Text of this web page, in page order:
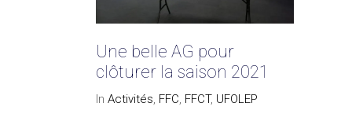
Une belle AG pour
clôturer la saison 2021
In Activités, FFC, FFCT, UFOLEP